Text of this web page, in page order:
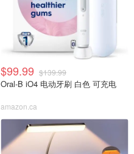
$99.99 $139.99
Oral-B iO4 电动牙刷 白色 可充电
amazon.ca